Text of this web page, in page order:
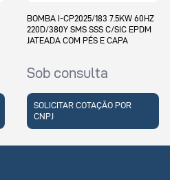
BOMBA I-CP2025/183 7.5KW 60HZ
220D/380Y SMS SSS C/SIC EPDM
JATEADA COM PÉS E CAPA
Sob consulta
SOLICITAR COTAÇÃO POR
CNPJ